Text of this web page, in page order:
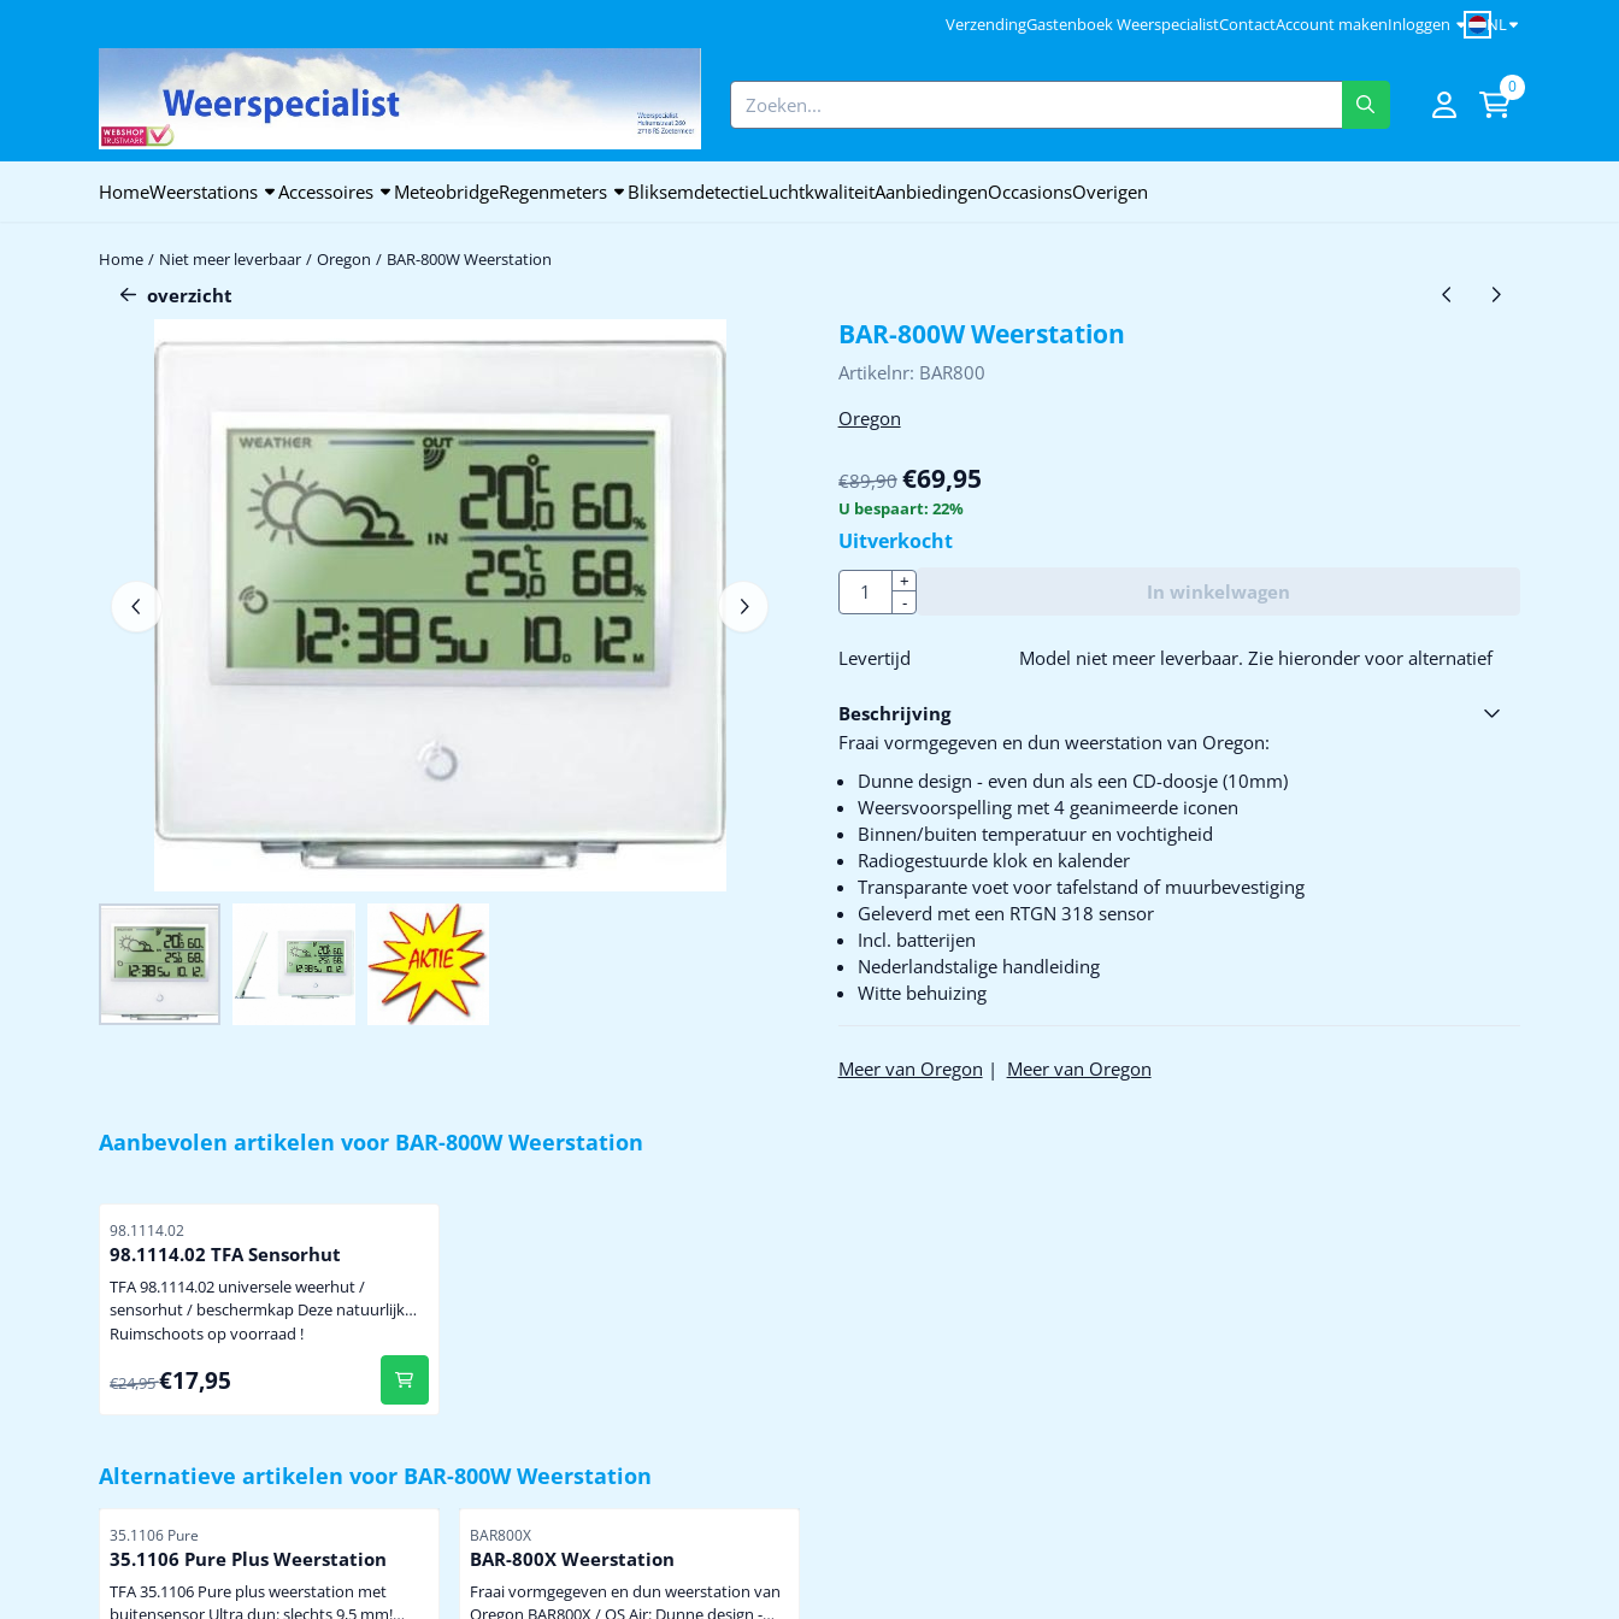
VerzendingGastenboek WeerspecialistContactAccount makenInloggen NL
Zoeken 0
HomeWeerstations Accessoires MeteobridgeRegenmeters BliksemdetectieLuchtkwaliteitAanbiedingenOccasionsOverigen
Home / Niet meer leverbaar / Oregon / BAR-800W Weerstation
overzicht
BAR-800W Weerstation
Artikelnr: BAR800
Oregon
€89,90 €69,95
U bespaart: 22%
Uitverkocht
Aantal
+
-
In winkelwagen
Levertijd Model niet meer leverbaar. Zie hieronder voor alternatief
Beschrijving
Fraai vormgegeven en dun weerstation van Oregon:
Dunne design - even dun als een CD-doosje (10mm)
Weersvoorspelling met 4 geanimeerde iconen
Binnen/buiten temperatuur en vochtigheid
Radiogestuurde klok en kalender
Transparante voet voor tafelstand of muurbevestiging
Geleverd met een RTGN 318 sensor
Incl. batterijen
Nederlandstalige handleiding
Witte behuizing
Meer van Oregon | Meer van Oregon
Aanbevolen artikelen voor BAR-800W Weerstation
Artikelnummer
98.1114.02
98.1114.02 TFA Sensorhut
TFA 98.1114.02 universele weerhut /
sensorhut / beschermkap Deze natuurlijk
geventileerde TFA sensorhut kan gebruikt
temperatuur/hygrosensoren door de ruime
afmetingen in de sensorhut. De sensor is
etc. Tevens is de sensor enigszin...
Ruimschoots op voorraad !
Van 24,95 voor 17,95
€24,95€17,95
Alternatieve artikelen voor BAR-800W Weerstation
Artikelnummer
35.1106 Pure
35.1106 Pure Plus Weerstation
TFA 35.1106 Pure plus weerstation met
buitensensor Ultra dun: slechts 9,5 mm!
Artikelnummer
BAR800X
BAR-800X Weerstation
Fraai vormgegeven en dun weerstation van
Oregon BAR800X / OS Air: Dunne design -